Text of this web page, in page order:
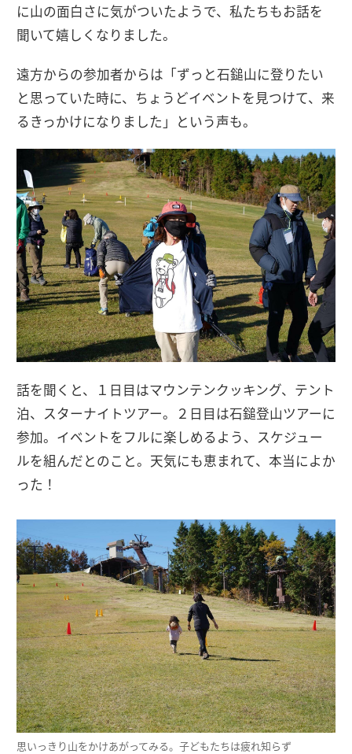
に山の面白さに気がついたようで、私たちもお話を
聞いて嬉しくなりました。
遠方からの参加者からは「ずっと石鎚山に登りたい
と思っていた時に、ちょうどイベントを見つけて、来
るきっかけになりました」という声も。
話を聞くと、１日目はマウンテンクッキング、テント
泊、スターナイトツアー。２日目は石鎚登山ツアーに
参加。イベントをフルに楽しめるよう、スケジュー
ルを組んだとのこと。天気にも恵まれて、本当によか
った！
思いっきり山をかけあがってみる。子どもたちは疲れ知らず